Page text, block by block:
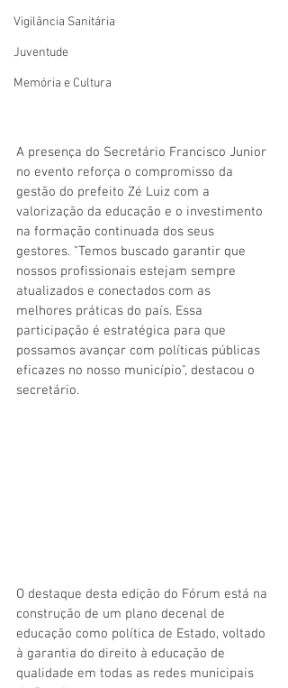
Vigilãncia Sanitária
Juventude
Memória e Cultura
A presença do Secretário Francisco Junior
no evento reforça o compromisso da
gestão do prefeito Zé Luiz com a
valorização da educação e o investimento
na formação continuada dos seus
gestores. "Temos buscado garantir que
nossos profissionais estejam sempre
atualizados e conectados com as
melhores práticas do país. Essa
participação é estratégica para que
possamos avançar com políticas públicas
eficazes no nosso município", destacou o
secretário.
O destaque desta edição do Fórum está na
construção de um plano decenal de
educação como política de Estado, voltado
à garantia do direito à educação de
qualidade em todas as redes municipais